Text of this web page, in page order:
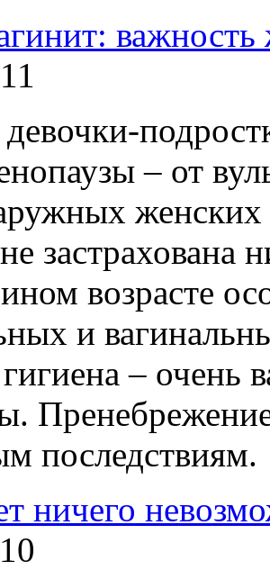
– от
женских
возрасте
и
– очень
последствиям.
ничего